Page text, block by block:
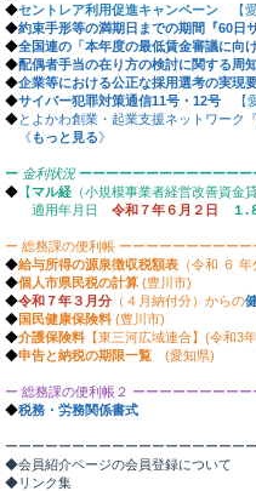
◆セントレア利用促進キャンペーン
◆約束手形等の満期日までの期間『60日
◆全国連の「本年度の最低賃金審議に向
◆配偶者手当の在り方の検討に関する周
◆企業等における公正な採用選考の実現
◆サイバー犯罪対策通信11号・12号 【
◆とよかわ創業・起業支援ネットワーク
《もっと見る》
ー 金利状況 ーーーーーーーーーーーー
◆ 【マル経 （小規模事業者経営改善資金
適用年月日令和７年６月２日 １.
ー 総務課の便利帳 ーーーーーーーーー
◆給与所得の源泉徴収税額表 （令和 ６ 年
◆個人市県民税の計算(豊川市)​
◆令和７年３月分 （４月納付分）からの
◆国民健康保険料 (豊川市)
◆介護保険料 【東三河広域連合】(令和3
◆申告と納税の期限一覧 (愛知県)
ー 総務課の便利帳２ ーーーーーーーー
◆税務・労務関係書式
ーーーーーーーーーーーーーーーーーー
◆会員紹介ページの会員登録について
◆リンク集